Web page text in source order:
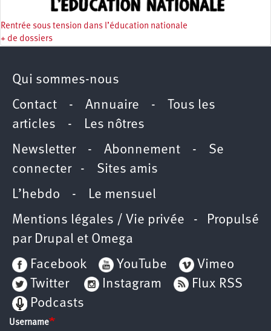
Rentrée sous tension dans l’éducation nationale
+ de dossiers
Qui sommes-nous
Contact - Annuaire -
Tous les
articles - Les nôtres
Newsletter- Abonnement - Se
connecter- Sites amis
L’hebdo - Le mensuel
Mentions légales / Vie privée - Propulsé
par Drupal et Omega
Facebook
YouTube
Vimeo
Twitter
Instagram
Flux RSS
Podcasts
Username